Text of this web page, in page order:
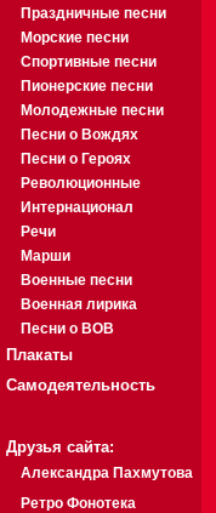
Праздничные песни
Морские песни
Спортивные песни
Пионерские песни
Молодежные песни
Песни о Вождях
Песни о Героях
Революционные
Интернационал
Речи
Марши
Военные песни
Военная лирика
Песни о ВОВ
Плакаты
Самодеятельность
Друзья сайта:
Александра Пахмутова
Ретро Фонотека